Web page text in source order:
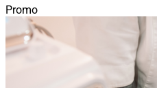
Promo